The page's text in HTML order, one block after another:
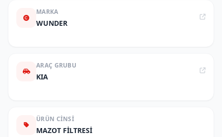
MARKA
WUNDER
ARAÇ GRUBU
KIA
ÜRÜN CINSI
MAZOT FİLTRESİ